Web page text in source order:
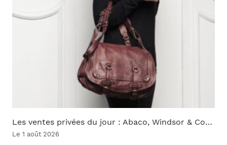
Les ventes privées du jour : Abaco, Windsor & Co…
Le 1 août 2026